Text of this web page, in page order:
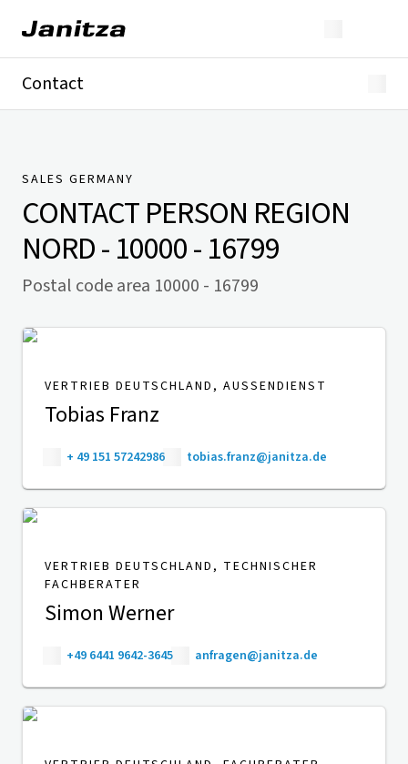
Contact
Presse
SALES GERMANY
CONTACT PERSON REGION
NORD - 10000 - 16799
Postal code area 10000 - 16799
VERTRIEB DEUTSCHLAND, AUSSENDIENST
Tobias Franz
+ 49 151 57242986 tobias.franz@janitza.de
VERTRIEB DEUTSCHLAND, TECHNISCHER
FACHBERATER
Simon Werner
+49 6441 9642-3645 anfragen@janitza.de